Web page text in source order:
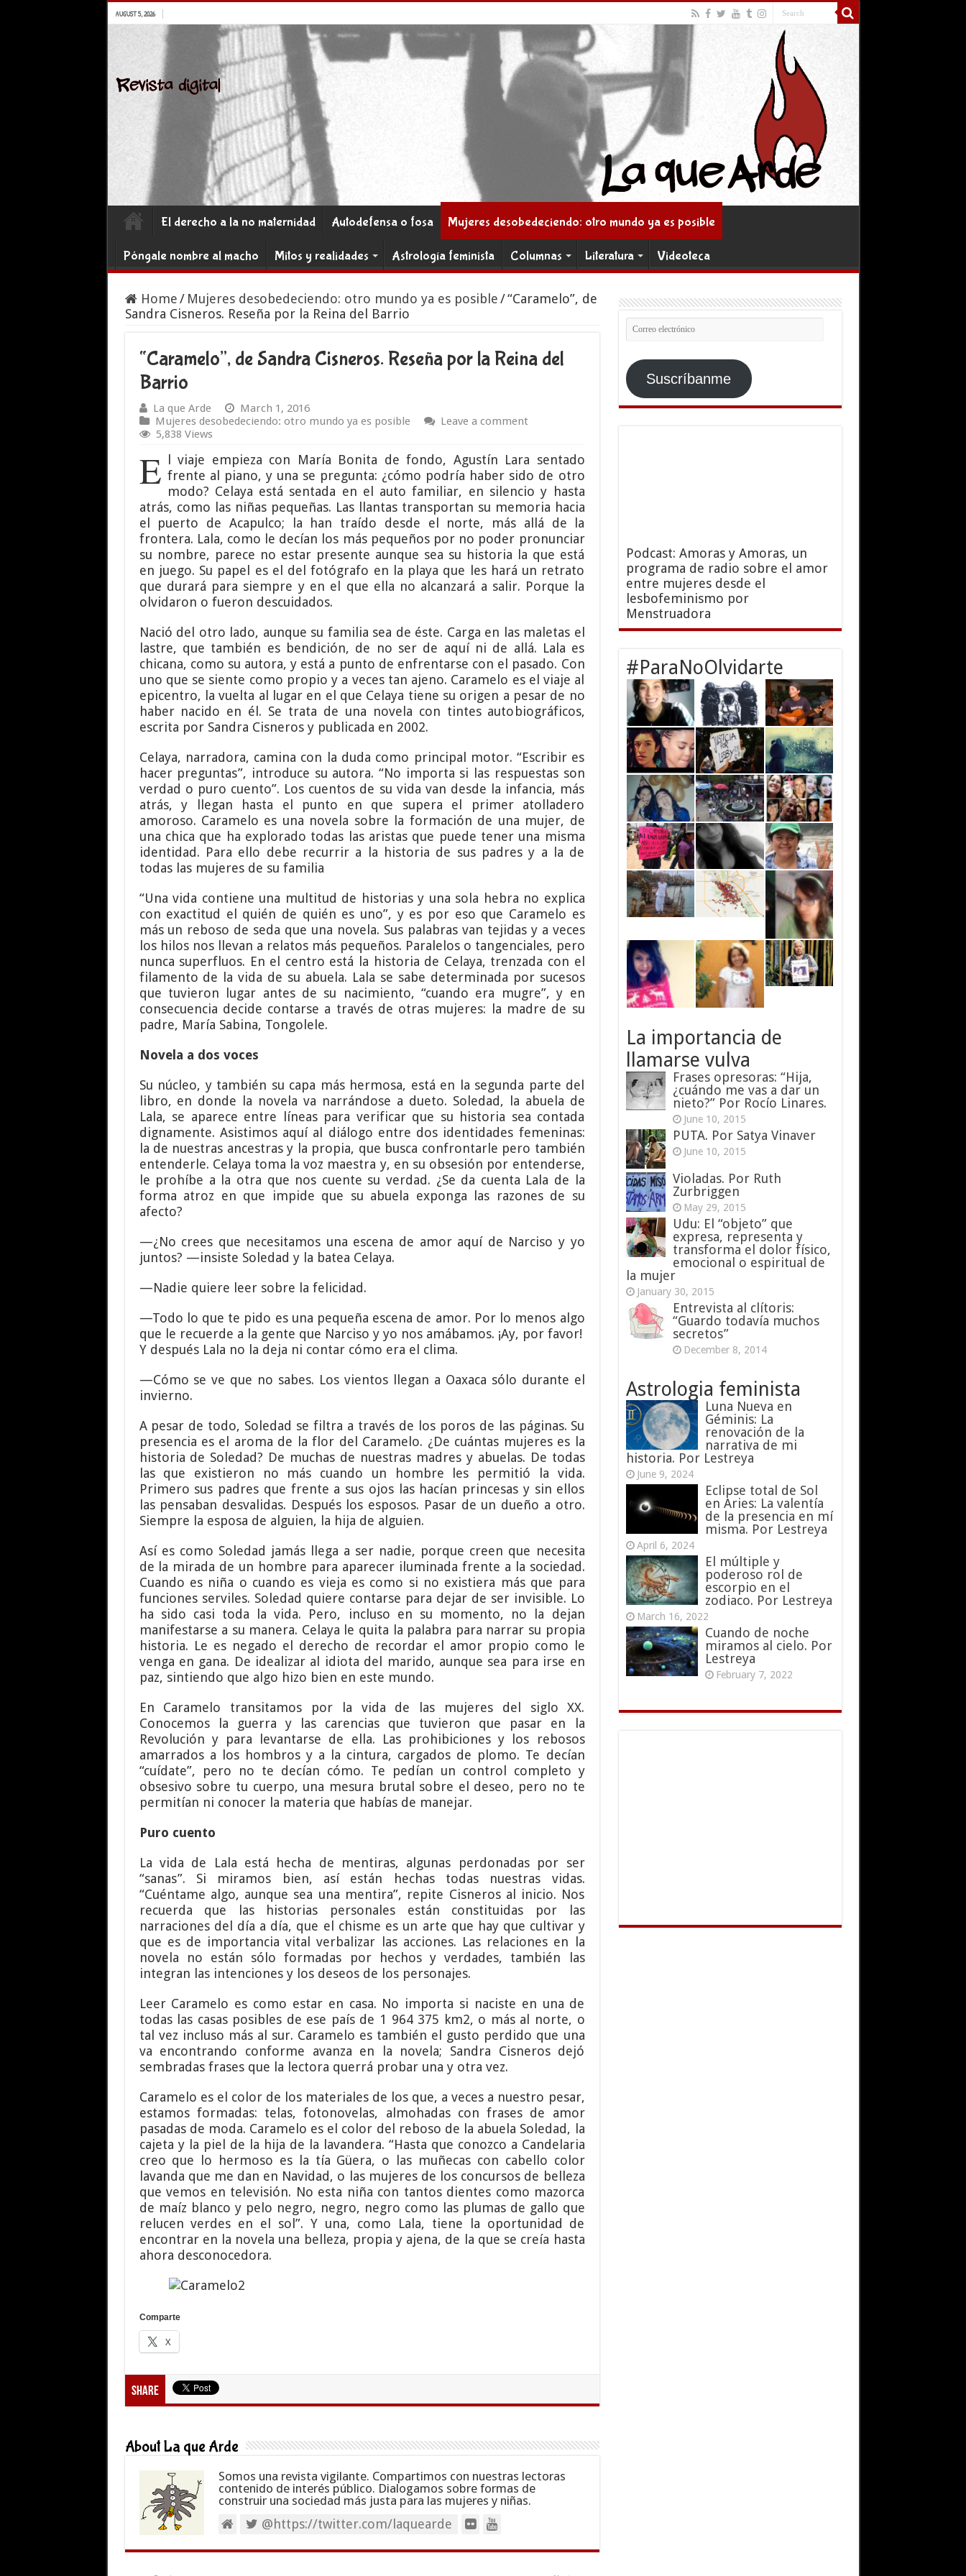
AUGUST 5, 2026
El derecho a la no maternidad Autodefensa o fosa Mujeres desobedeciendo: otro mundo ya es posible
Póngale nombre al macho Mitos y realidades Astrología feminista Columnas Literatura Videoteca
Home/ Mujeres desobedeciendo: otro mundo ya es posible/“Caramelo”, de
Sandra Cisneros. Reseña por la Reina del Barrio
“Caramelo”, de Sandra Cisneros. Reseña por la Reina del
Barrio
La que Arde
March 1, 2016
Mujeres desobedeciendo: otro mundo ya es posible
Leave a comment
5,838 Views
E
l viaje empieza con María Bonita de fondo, Agustín Lara sentado
frente al piano, y una se pregunta: ¿cómo podría haber sido de otro
modo? Celaya está sentada en el auto familiar, en silencio y hasta
atrás, como las niñas pequeñas. Las llantas transportan su memoria hacia
el puerto de Acapulco; la han traído desde el norte, más allá de la
frontera. Lala, como le decían los más pequeños por no poder pronunciar
su nombre, parece no estar presente aunque sea su historia la que está
en juego. Su papel es el del fotógrafo en la playa que les hará un retrato
que durará para siempre y en el que ella no alcanzará a salir. Porque la
olvidaron o fueron descuidados.
Nació del otro lado, aunque su familia sea de éste. Carga en las maletas el
lastre, que también es bendición, de no ser de aquí ni de allá. Lala es
chicana, como su autora, y está a punto de enfrentarse con el pasado. Con
uno que se siente como propio y a veces tan ajeno. Caramelo es el viaje al
epicentro, la vuelta al lugar en el que Celaya tiene su origen a pesar de no
haber nacido en él. Se trata de una novela con tintes autobiográficos,
escrita por Sandra Cisneros y publicada en 2002.
Celaya, narradora, camina con la duda como principal motor. “Escribir es
hacer preguntas”, introduce su autora. “No importa si las respuestas son
verdad o puro cuento”. Los cuentos de su vida van desde la infancia, más
atrás, y llegan hasta el punto en que supera el primer atolladero
amoroso. Caramelo es una novela sobre la formación de una mujer, de
una chica que ha explorado todas las aristas que puede tener una misma
identidad. Para ello debe recurrir a la historia de sus padres y a la de
todas las mujeres de su familia
“Una vida contiene una multitud de historias y una sola hebra no explica
con exactitud el quién de quién es uno”, y es por eso que Caramelo es
más un reboso de seda que una novela. Sus palabras van tejidas y a veces
los hilos nos llevan a relatos más pequeños. Paralelos o tangenciales, pero
nunca superfluos. En el centro está la historia de Celaya, trenzada con el
filamento de la vida de su abuela. Lala se sabe determinada por sucesos
que tuvieron lugar antes de su nacimiento, “cuando era mugre”, y en
consecuencia decide contarse a través de otras mujeres: la madre de su
padre, María Sabina, Tongolele.
Novela a dos voces
Su núcleo, y también su capa más hermosa, está en la segunda parte del
libro, en donde la novela va narrándose a dueto. Soledad, la abuela de
Lala, se aparece entre líneas para verificar que su historia sea contada
dignamente. Asistimos aquí al diálogo entre dos identidades femeninas:
la de nuestras ancestras y la propia, que busca confrontarle pero también
entenderle. Celaya toma la voz maestra y, en su obsesión por entenderse,
le prohíbe a la otra que nos cuente su verdad. ¿Se da cuenta Lala de la
forma atroz en que impide que su abuela exponga las razones de su
afecto?
—¿No crees que necesitamos una escena de amor aquí de Narciso y yo
juntos? —insiste Soledad y la batea Celaya.
—Nadie quiere leer sobre la felicidad.
—Todo lo que te pido es una pequeña escena de amor. Por lo menos algo
que le recuerde a la gente que Narciso y yo nos amábamos. ¡Ay, por favor!
Y después Lala no la deja ni contar cómo era el clima.
—Cómo se ve que no sabes. Los vientos llegan a Oaxaca sólo durante el
invierno.
A pesar de todo, Soledad se filtra a través de los poros de las páginas. Su
presencia es el aroma de la flor del Caramelo. ¿De cuántas mujeres es la
historia de Soledad? De muchas de nuestras madres y abuelas. De todas
las que existieron no más cuando un hombre les permitió la vida.
Primero sus padres que frente a sus ojos las hacían princesas y sin ellos
las pensaban desvalidas. Después los esposos. Pasar de un dueño a otro.
Siempre la esposa de alguien, la hija de alguien.
Así es como Soledad jamás llega a ser nadie, porque creen que necesita
de la mirada de un hombre para aparecer iluminada frente a la sociedad.
Cuando es niña o cuando es vieja es como si no existiera más que para
funciones serviles. Soledad quiere contarse para dejar de ser invisible. Lo
ha sido casi toda la vida. Pero, incluso en su momento, no la dejan
manifestarse a su manera. Celaya le quita la palabra para narrar su propia
historia. Le es negado el derecho de recordar el amor propio como le
venga en gana. De idealizar al idiota del marido, aunque sea para irse en
paz, sintiendo que algo hizo bien en este mundo.
En Caramelo transitamos por la vida de las mujeres del siglo XX.
Conocemos la guerra y las carencias que tuvieron que pasar en la
Revolución y para levantarse de ella. Las prohibiciones y los rebosos
amarrados a los hombros y a la cintura, cargados de plomo. Te decían
“cuídate”, pero no te decían cómo. Te pedían un control completo y
obsesivo sobre tu cuerpo, una mesura brutal sobre el deseo, pero no te
permitían ni conocer la materia que habías de manejar.
Puro cuento
La vida de Lala está hecha de mentiras, algunas perdonadas por ser
“sanas”. Si miramos bien, así están hechas todas nuestras vidas.
“Cuéntame algo, aunque sea una mentira”, repite Cisneros al inicio. Nos
recuerda que las historias personales están constituidas por las
narraciones del día a día, que el chisme es un arte que hay que cultivar y
que es de importancia vital verbalizar las acciones. Las relaciones en la
novela no están sólo formadas por hechos y verdades, también las
integran las intenciones y los deseos de los personajes.
Leer Caramelo es como estar en casa. No importa si naciste en una de
todas las casas posibles de ese país de 1 964 375 km2, o más al norte, o
tal vez incluso más al sur. Caramelo es también el gusto perdido que una
va encontrando conforme avanza en la novela; Sandra Cisneros dejó
sembradas frases que la lectora querrá probar una y otra vez.
Caramelo es el color de los materiales de los que, a veces a nuestro pesar,
estamos formadas: telas, fotonovelas, almohadas con frases de amor
pasadas de moda. Caramelo es el color del reboso de la abuela Soledad, la
cajeta y la piel de la hija de la lavandera. “Hasta que conozco a Candelaria
creo que lo hermoso es la tía Güera, o las muñecas con cabello color
lavanda que me dan en Navidad, o las mujeres de los concursos de belleza
que vemos en televisión. No esta niña con tantos dientes como mazorca
de maíz blanco y pelo negro, negro, negro como las plumas de gallo que
relucen verdes en el sol”. Y una, como Lala, tiene la oportunidad de
encontrar en la novela una belleza, propia y ajena, de la que se creía hasta
ahora desconocedora.
Comparte
X
Share
About La que Arde
Somos una revista vigilante. Compartimos con nuestras lectoras
contenido de interés público. Dialogamos sobre formas de
construir una sociedad más justa para las mujeres y niñas.
@https://twitter.com/laquearde
Correo
electrónico
Suscríbanme
Podcast: Amoras y Amoras, un
programa de radio sobre el amor
entre mujeres desde el
lesbofeminismo por
Menstruadora
#ParaNoOlvidarte
La importancia de
llamarse vulva
Frases opresoras: “Hija,
¿cuándo me vas a dar un
nieto?” Por Rocío Linares.
June 10, 2015
PUTA. Por Satya Vinaver
June 10, 2015
Violadas. Por Ruth
Zurbriggen
May 29, 2015
Udu: El “objeto” que
expresa, representa y
transforma el dolor físico,
emocional o espiritual de
la mujer
January 30, 2015
Entrevista al clítoris:
“Guardo todavía muchos
secretos”
December 8, 2014
Astrologia feminista
Luna Nueva en
Géminis: La
renovación de la
narrativa de mi
historia. Por Lestreya
June 9, 2024
Eclipse total de Sol
en Aries: La valentía
de la presencia en mí
misma. Por Lestreya
April 6, 2024
El múltiple y
poderoso rol de
escorpio en el
zodiaco. Por Lestreya
March 16, 2022
Cuando de noche
miramos al cielo. Por
Lestreya
February 7, 2022